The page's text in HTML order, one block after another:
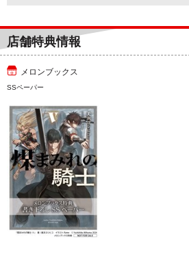
店舗特典情報
メロンブックス
SSペーパー